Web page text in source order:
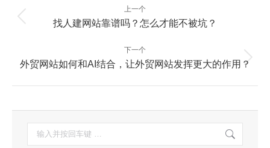
文
章
上一个
上
篇：
找人建网站靠谱吗？怎么才能不被坑？
下一个
下
篇：
外贸网站如何和AI结合，让外贸网站发挥更大的作用？
索：